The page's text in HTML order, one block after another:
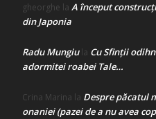
gheorghe la A început
din Japonia
Radu Mungiula Cu Sfinții
adormitei roabei Tale…
Crina Marina la Despre păcatul
onaniei (pazei de a nu avea